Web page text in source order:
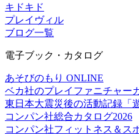
キドキド
プレイヴィル
ブログ一覧
電子ブック・カタログ
あそびのもり ONLINE
ベカ社のプレイファニチャー
東日本大震災後の活動記録「
コンパン社総合カタログ2026
コンパン社フィットネス＆ス